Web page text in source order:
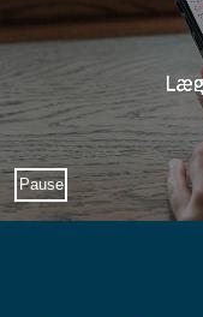
PauseSæt video på pause